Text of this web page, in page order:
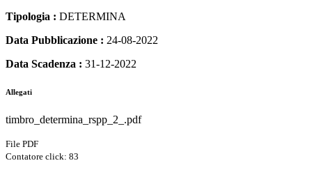
Tipologia : DETERMINA
Data Pubblicazione : 24-08-2022
Data Scadenza : 31-12-2022
Allegati
timbro_determina_rspp_2_.pdf
File PDF
Contatore click: 83